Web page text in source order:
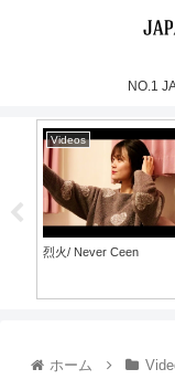
NO.1
Videos
烈火/ Never Ceen
ホーム